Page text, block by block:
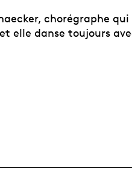
chorégraphe qui
elle danse toujours